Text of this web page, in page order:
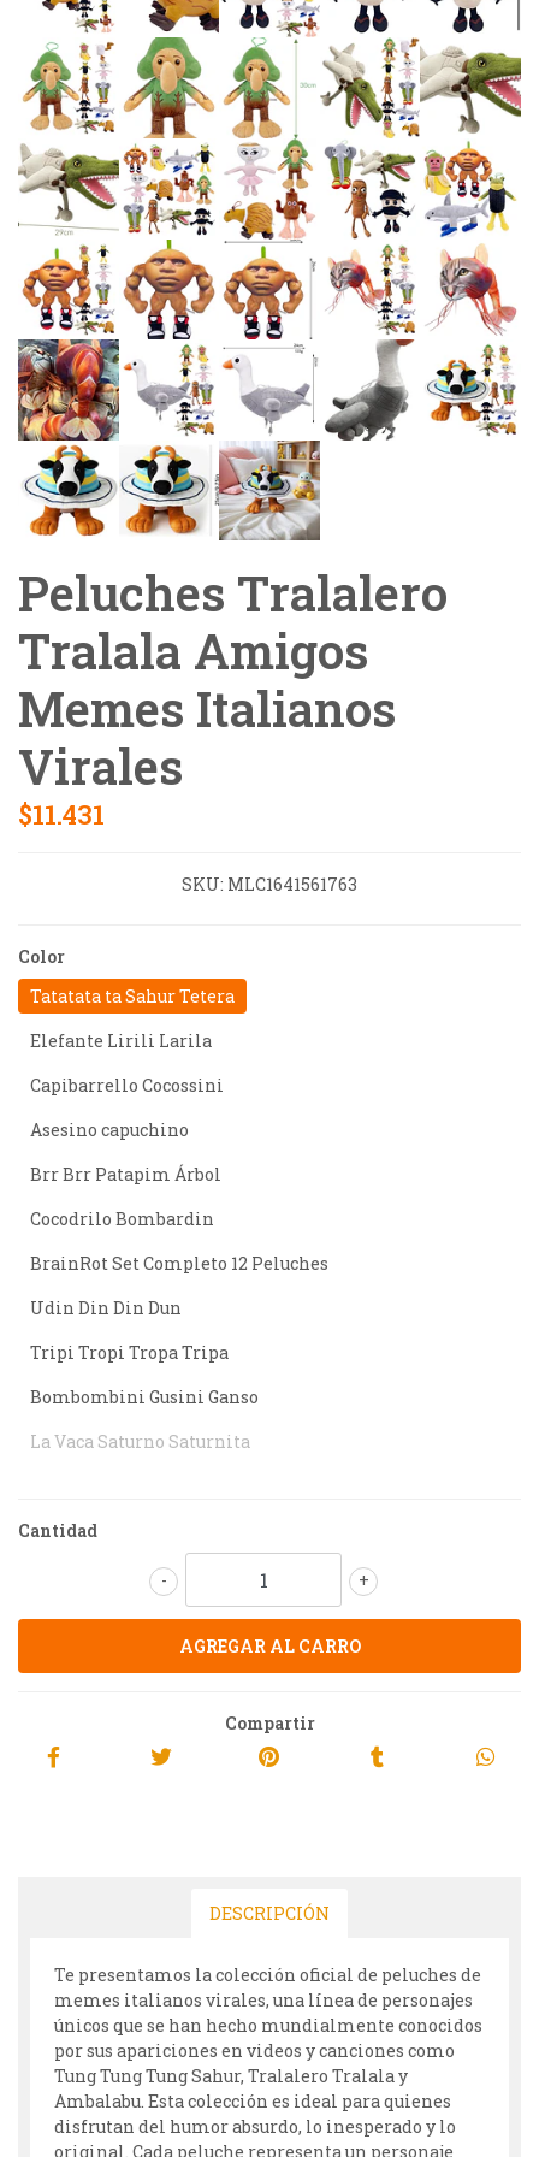
Peluches Tralalero
Tralala Amigos
Memes Italianos
Virales
$11.431
SKU: MLC1641561763
Color
Tatatata ta Sahur Tetera
Elefante Lirili Larila
Capibarrello Cocossini
Asesino capuchino
Brr Brr Patapim Árbol
Cocodrilo Bombardin
BrainRot Set Completo 12 Peluches
Udin Din Din Dun
Tripi Tropi Tropa Tripa
Bombombini Gusini Ganso
La Vaca Saturno Saturnita
Cantidad
+
-
Compartir
DESCRIPCIÓN
Te presentamos la colección oficial de peluches de
memes italianos virales, una línea de personajes
únicos que se han hecho mundialmente conocidos
por sus apariciones en videos y canciones como
Tung Tung Tung Sahur, Tralalero Tralala y
Ambalabu. Esta colección es ideal para quienes
disfrutan del humor absurdo, lo inesperado y lo
original. Cada peluche representa un personaje